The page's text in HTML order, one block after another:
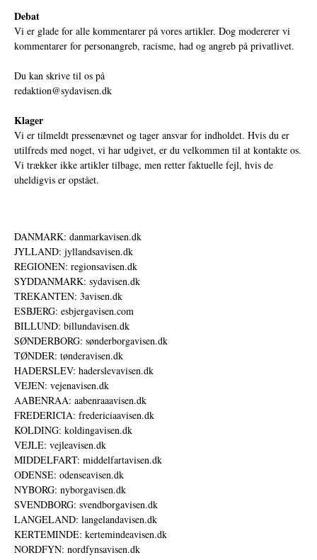
Debat
Vi er glade for alle kommentarer på vores artikler. Dog modererer vi
kommentarer for personangreb, racisme, had og angreb på privatlivet.
Du kan skrive til os på
redaktion@sydavisen.dk
Klager
Vi er tilmeldt pressenævnet og tager ansvar for indholdet. Hvis du er
utilfreds med noget, vi har udgivet, er du velkommen til at kontakte os.
Vi trækker ikke artikler tilbage, men retter faktuelle fejl, hvis de
uheldigvis er opstået.
DANMARK: danmarkavisen.dk
JYLLAND: jyllandsavisen.dk
REGIONEN: regionsavisen.dk
SYDDANMARK: sydavisen.dk
TREKANTEN: 3avisen.dk
ESBJERG: esbjergavisen.com
BILLUND: billundavisen.dk
SØNDERBORG: sønderborgavisen.dk
TØNDER: tønderavisen.dk
HADERSLEV: haderslevavisen.dk
VEJEN: vejenavisen.dk
AABENRAA: aabenraaavisen.dk
FREDERICIA: fredericiaavisen.dk
KOLDING: koldingavisen.dk
VEJLE: vejleavisen.dk
MIDDELFART: middelfartavisen.dk
ODENSE: odenseavisen.dk
NYBORG: nyborgavisen.dk
SVENDBORG: svendborgavisen.dk
LANGELAND: langelandavisen.dk
KERTEMINDE: kertemindeavisen.dk
NORDFYN: nordfynsavisen.dk